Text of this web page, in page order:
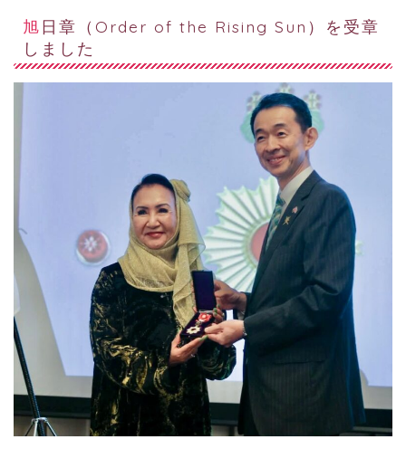
旭日章（Order of the Rising Sun）を受章
しました